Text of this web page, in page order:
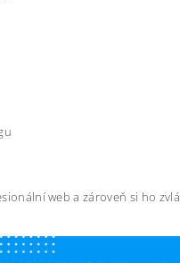
web a zároveň si ho